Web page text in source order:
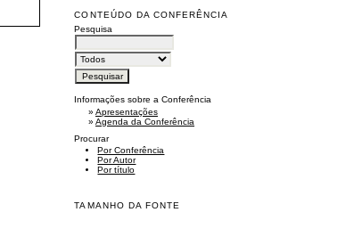
CONTEÚDO DA CONFERÊNCIA
Pesquisa
Informações sobre a Conferência
»Apresentações
»Agenda da Conferência
Procurar
Por Conferência
Por Autor
Por título
TAMANHO DA FONTE